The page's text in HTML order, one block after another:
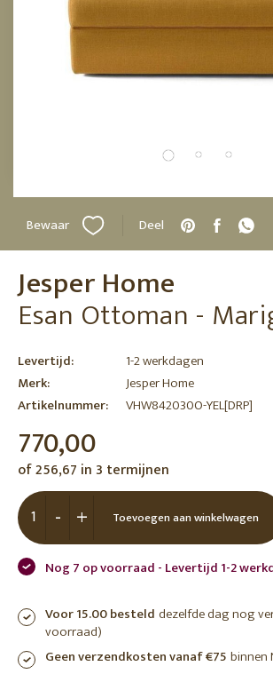
Bewaar Deel
Jesper Home
Esan Ottoman -
Levertijd:
1-2 werkdagen
Merk:
Jesper Home
Artikelnummer:
VHW842030O-YEL[DRP]
770,00
of 256,67 in 3 termijnen
+
- Toevoegen aan winkelwagen
Nog 7 op voorraad - Levertijd 1-2
Voor 15.00 besteld dezelfde dag nog
voorraad)
Geen verzendkosten vanaf €75 binnen